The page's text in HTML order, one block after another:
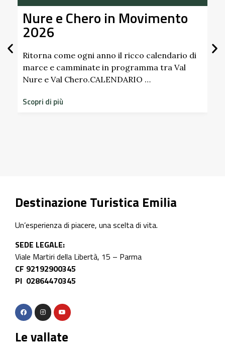
di
tra Val
Alla Scoperta dei
Pallavicino
Scopri i profumi inaspettati di erbe e
Destinazione Turistica Emilia
Un’esperienza di piacere, una scelta di vita.
SEDE LEGALE:
Viale Martiri della Libertà, 15 – Parma
CF 92192900345
PI 02864470345
Le vallate